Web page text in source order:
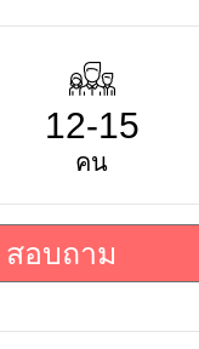
12-15
คน
สอบถาม